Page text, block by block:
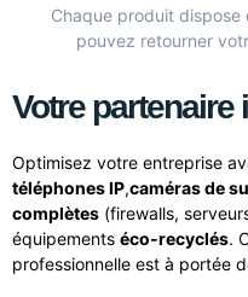
Chaque produit dispose
pouvez retourner
Votre partenaire
Optimisez votre entreprise
téléphones IP,caméras de
complètes (firewalls,
équipements éco-recyclés.
professionnelle est à portée